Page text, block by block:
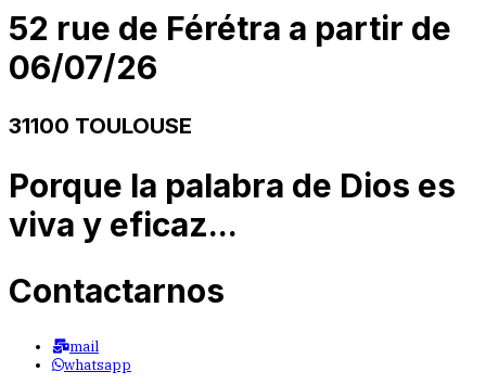
52 rue de Férétra a partir de
06/07/26
31100 TOULOUSE
Porque la palabra de Dios es
viva y eficaz...
Contactarnos
mail
whatsapp